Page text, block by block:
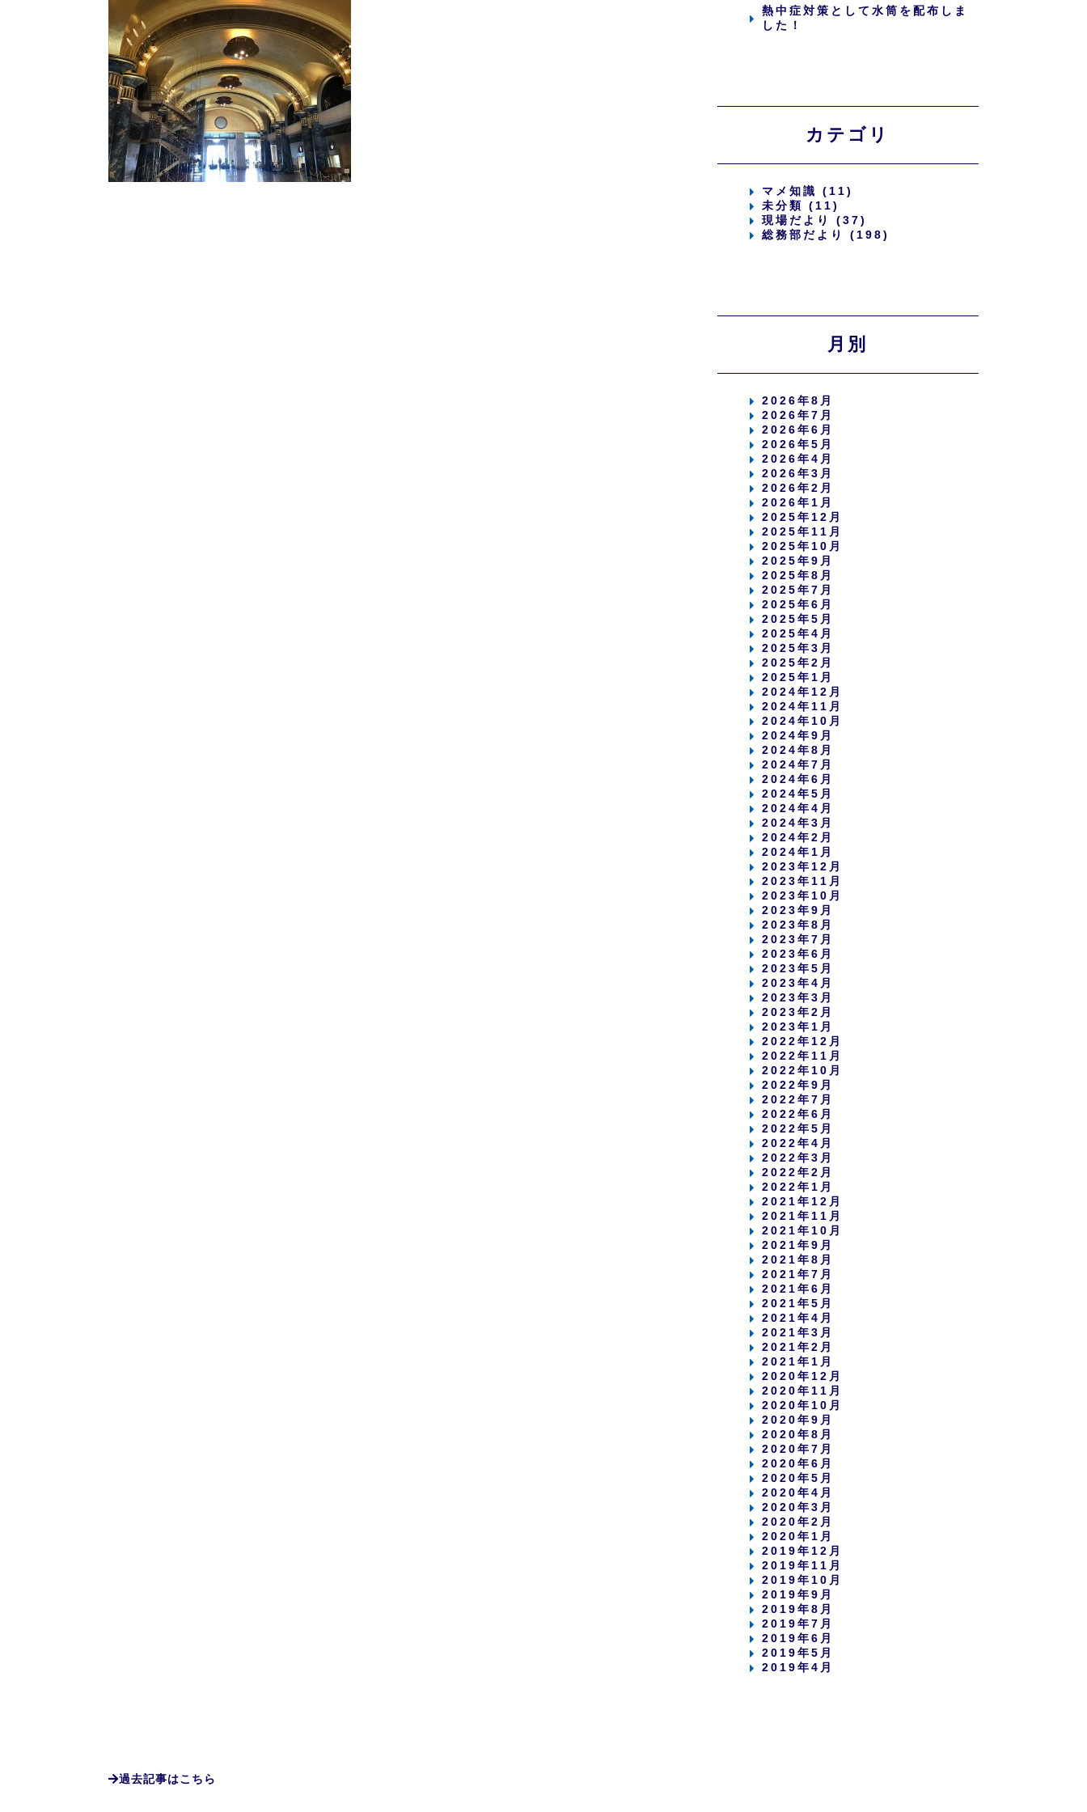
熱中症対策として水筒を配布しま
した！
カテゴリ
マメ知識 (11)
未分類 (11)
現場だより (37)
総務部だより (198)
月別
2026年8月
2026年7月
2026年6月
2026年5月
2026年4月
2026年3月
2026年2月
2026年1月
2025年12月
2025年11月
2025年10月
2025年9月
2025年8月
2025年7月
2025年6月
2025年5月
2025年4月
2025年3月
2025年2月
2025年1月
2024年12月
2024年11月
2024年10月
2024年9月
2024年8月
2024年7月
2024年6月
2024年5月
2024年4月
2024年3月
2024年2月
2024年1月
2023年12月
2023年11月
2023年10月
2023年9月
2023年8月
2023年7月
2023年6月
2023年5月
2023年4月
2023年3月
2023年2月
2023年1月
2022年12月
2022年11月
2022年10月
2022年9月
2022年7月
2022年6月
2022年5月
2022年4月
2022年3月
2022年2月
2022年1月
2021年12月
2021年11月
2021年10月
2021年9月
2021年8月
2021年7月
2021年6月
2021年5月
2021年4月
2021年3月
2021年2月
2021年1月
2020年12月
2020年11月
2020年10月
2020年9月
2020年8月
2020年7月
2020年6月
2020年5月
2020年4月
2020年3月
2020年2月
2020年1月
2019年12月
2019年11月
2019年10月
2019年9月
2019年8月
2019年7月
2019年6月
2019年5月
2019年4月
過去記事はこちら